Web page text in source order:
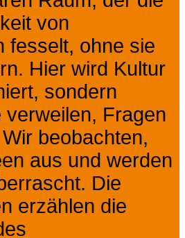
von
fesselt, ohne sie
Hier wird Kultur
sondern
verweilen, Fragen
beobachten,
aus und werden
Die
erzählen die